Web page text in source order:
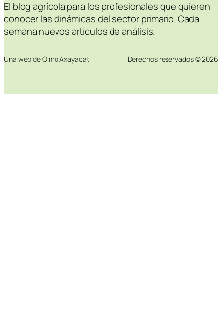
El blog agrícola para los profesionales que quieren
conocer las dinámicas del sector primario. Cada
semana nuevos artículos de análisis.
Una web de Olmo Axayacatl Derechos reservados © 2026